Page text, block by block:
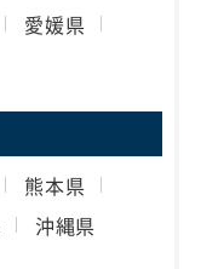
愛媛県
熊本県
沖縄県